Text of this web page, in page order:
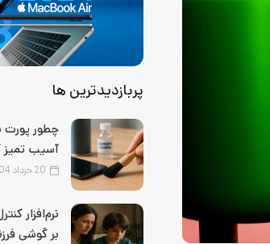
پربازدیدترین ها
چطور پورت
آسیب تمیز
20 خرداد 1404
نرم‌افزار
بر گوشی